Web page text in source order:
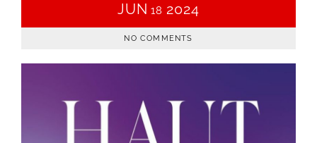
JUN 18 2024
NO COMMENTS